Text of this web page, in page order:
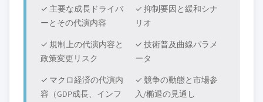
✓ 主要な成長ドライバ
ーとその代演内容
✓ 抑制要因と緩和シナ
リオ
✓ 規制上の代演内容と
政策変更リスク
✓ 技術普及曲線パラメ
ータ
✓ マクロ経済の代演内
容（GDP成長、インフ
✓ 競争の動態と市場参
入/椭退の見通し